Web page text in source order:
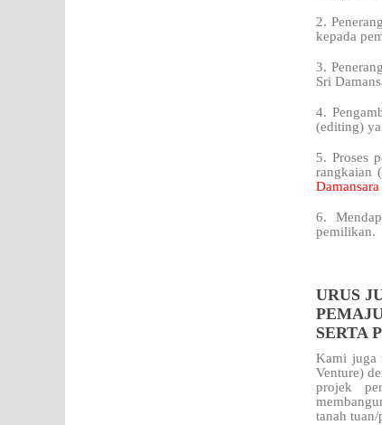
2.
kepada
3.
Sri
4.
(editing)
5. Proses
rangkaian
Damansara
6.
pemilikan.
URUS
SERTA
Kami juga
Venture)
projek
tanah